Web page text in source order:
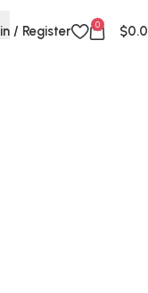
/ Register 0 $